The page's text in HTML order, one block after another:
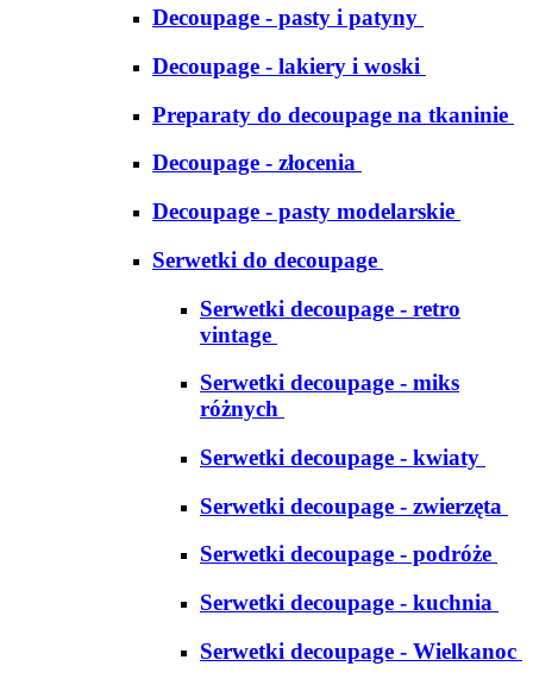
Decoupage - pasty i patyny
Decoupage - lakiery i woski
Preparaty do decoupage na tkaninie
Decoupage - złocenia
Decoupage - pasty modelarskie
Serwetki do decoupage
Serwetki decoupage - retro
vintage
Serwetki decoupage - miks
różnych
Serwetki decoupage - kwiaty
Serwetki decoupage - zwierzęta
Serwetki decoupage - podróże
Serwetki decoupage - kuchnia
Serwetki decoupage - Wielkanoc